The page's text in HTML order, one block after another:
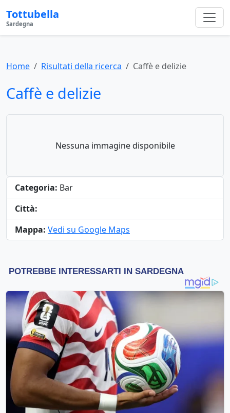
Tottubella
Sardegna
Home Risultati della ricerca Caffè e delizie
Caffè e delizie
Nessuna immagine disponibile
Categoria: Bar
Città:
Mappa: Vedi su Google Maps